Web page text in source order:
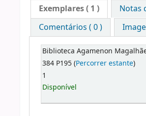
Exemplares( 1 )
Notas
Comentários ( 0 )
Biblioteca Agamenon
384 P195 (Percorrer estante)
1
Disponível